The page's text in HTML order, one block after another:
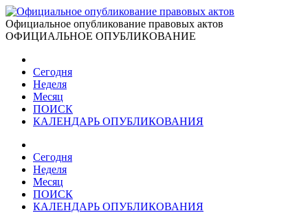
Официальное опубликование правовых актов
ОФИЦИАЛЬНОЕ ОПУБЛИКОВАНИЕ
Сегодня
Неделя
Месяц
ПОИСК
КАЛЕНДАРЬ ОПУБЛИКОВАНИЯ
Сегодня
Неделя
Месяц
ПОИСК
КАЛЕНДАРЬ ОПУБЛИКОВАНИЯ